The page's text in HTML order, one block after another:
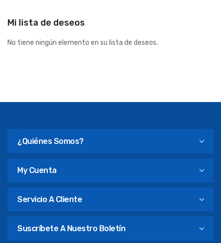
Mi lista de deseos
No tiene ningún elemento en su lista de deseos.
¿Quiénes Somos?
My Cuenta
Servicio A Cliente
Suscríbete A Nuestro Boletín